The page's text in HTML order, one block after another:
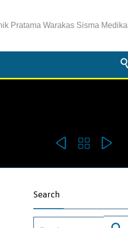
Pratama Warakas Sisma Medikal

  
Search